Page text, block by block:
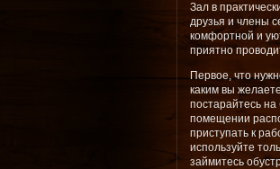
Зал в
друзья и члены
комфортной и
приятно
Первое, что
каким вы
постарайтесь на
помещении
приступать к
используйте
займитесь